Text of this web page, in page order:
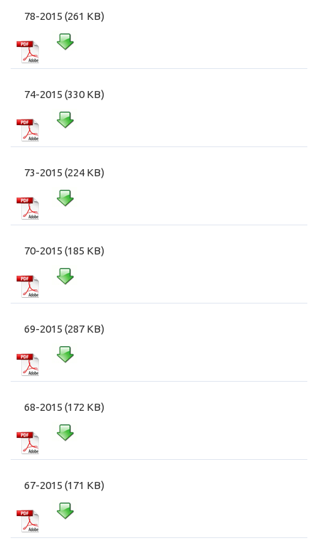
78-2015 (261 KB)
74-2015 (330 KB)
73-2015 (224 KB)
70-2015 (185 KB)
69-2015 (287 KB)
68-2015 (172 KB)
67-2015 (171 KB)